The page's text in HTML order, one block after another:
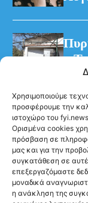
Χρησιμοποιούμε
προσφέρουμε την
ιστοχώρο του
Ορισμένα cookies
πρόσβαση σε
μας και για την
συγκατάθεση σε
επεξεργαζόμαστε
μοναδικά
η ανάκληση της
–
Ακολούθησέ μας